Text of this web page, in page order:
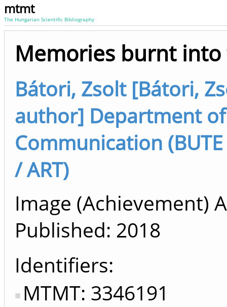
mtmt
The Hungarian Scientific Bibliography
Memories burnt
Bátori, Zsolt [Bátori,
author] Department
Communication (BUTE
/ ART)
Image (Achievement)
Published: 2018
Identifiers
MTMT: 3346191